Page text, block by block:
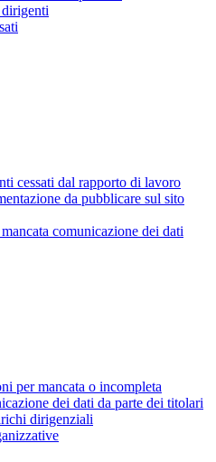
cessati dal rapporto di lavoro
da pubblicare sul sito
comunicazione dei dati
per mancata o incompleta
dei dati da parte dei titolari
dirigenziali